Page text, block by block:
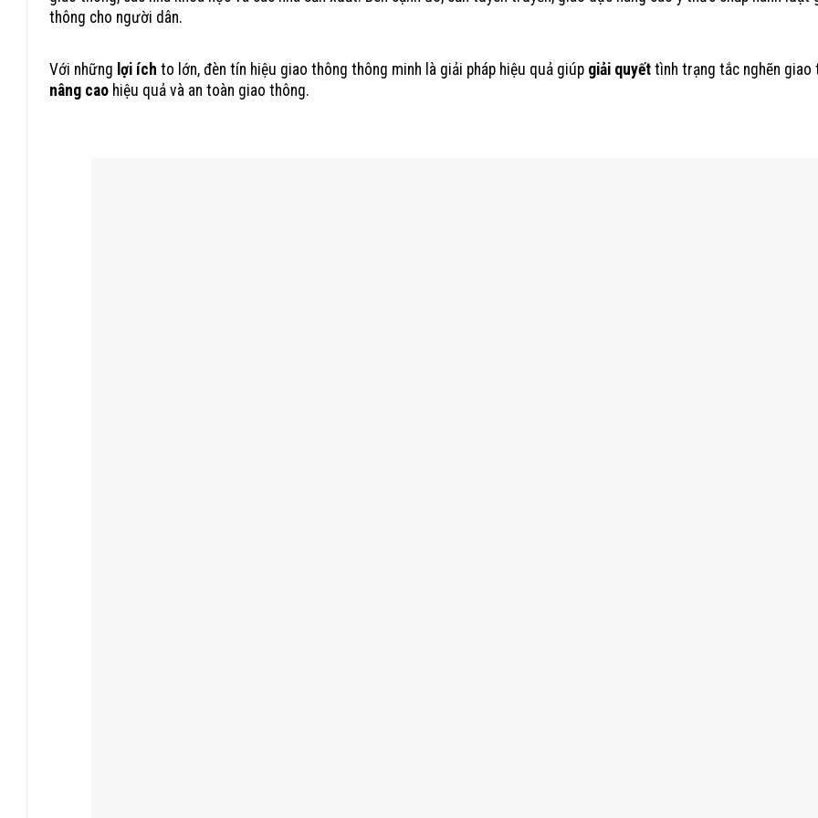
thông cho người dân.
Với những lợi ích to lớn, đèn tín hiệu giao thông thông minh là giải pháp hiệu quả giúp giải quyết tình trạng tắc nghẽn giao
nâng cao hiệu quả và an toàn giao thông.